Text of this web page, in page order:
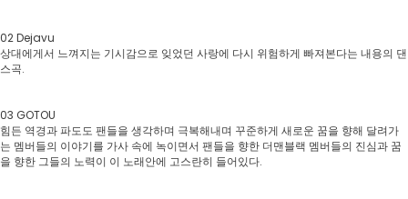
02 Dejavu
상대에게서 느껴지는 기시감으로 잊었던 사랑에 다시 위험하게 빠져본다는 내용의 댄
스곡.
03 GOTOU
힘든 역경과 파도도 팬들을 생각하며 극복해내며 꾸준하게 새로운 꿈을 향해 달려가
는 멤버들의 이야기를 가사 속에 녹이면서 팬들을 향한 더맨블랙 멤버들의 진심과 꿈
을 향한 그들의 노력이 이 노래안에 고스란히 들어있다.